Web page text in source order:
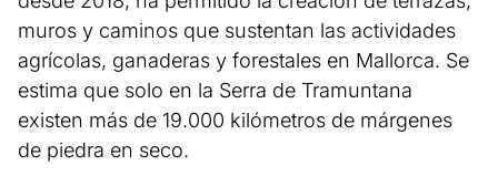
muros y caminos que sustentan las actividades
agrícolas, ganaderas y forestales en Mallorca. Se
estima que solo en la Serra de Tramuntana
existen más de 19.000 kilómetros de márgenes
de piedra en seco.